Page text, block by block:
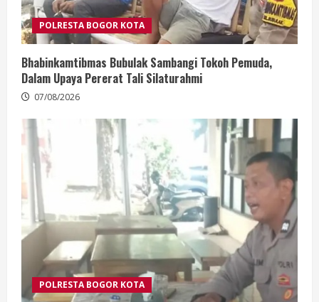
POLRESTA BOGOR KOTA
Bhabinkamtibmas Bubulak Sambangi Tokoh Pemuda,
Dalam Upaya Pererat Tali Silaturahmi
07/08/2026
POLRESTA BOGOR KOTA